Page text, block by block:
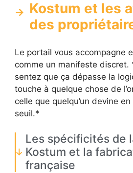
Kostum et les
des
Le portail vous accompagne
comme un manifeste discret.
sentez que ça dépasse la
touche à quelque chose de
celle que quelqu’un devine
seuil.*
Les spécificités de
Kostum et la
française